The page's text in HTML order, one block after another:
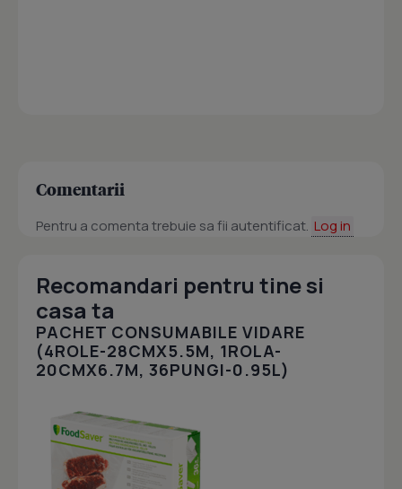
Comentarii
Pentru a comenta trebuie sa fii autentificat. Log in
Recomandari pentru tine si
casa ta
PACHET CONSUMABILE VIDARE
(4ROLE-28CMX5.5M, 1ROLA-
20CMX6.7M, 36PUNGI-0.95L)